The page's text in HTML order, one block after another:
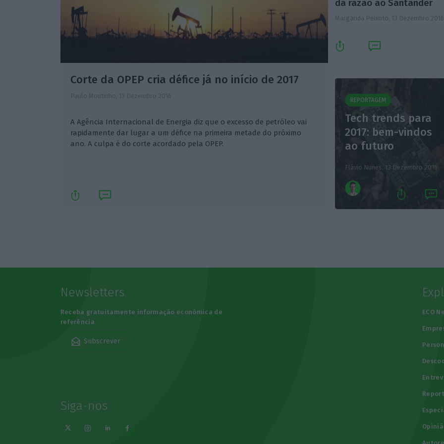
Corte da OPEP cria défice já no início de 2017
Paulo Moutinho, 13 Dezembro 2016
A Agência Internacional de Energia diz que o excesso de petróleo vai
rapidamente dar lugar a um défice na primeira metade do próximo
ano. A culpa é do corte acordado pela OPEP.
dá razão ao Santander
Margarida Peixoto, 13 Dezembro 2016
REPORTAGEM
Tech trends para
2017: bem-vindos
ao futuro
Flávio Nunes, 13 Dezembro 2016
Newsletters
Receba gratuitamente informação económica de
referência
Subscrever
Siga-nos
ECO